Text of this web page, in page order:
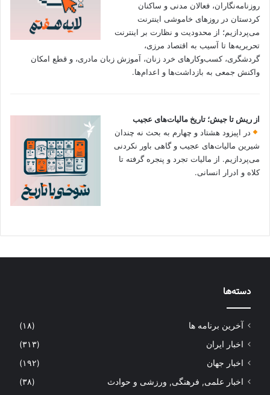
روزنامه‌نگاران، فعالان مدنی و ساکنان
کردستان در روزهای خاموشی اینترنت
می‌پردازیم؛ از محدودیت و نظارت بر اینترنت
تحریریه‌ها تا آسیب به اقتصاد مرزی،
گردشگری، کسب‌وکارهای خرد زنان، آموزش زبان مادری، و قطع امکان
واکنش جمعی به بازداشت‌ها و اعدام‌ها.
از ریش تا جیش؛ تاریخ مالیات‌های عجیب
در اپیزود هشتاد و چهارم به بحث نه چندان
شیرین مالیات‌های عجیب و گاهی باور نکردنی‌
می‌پردازیم. از مالیات تجرد و پنجره گرفته تا
کلاه و ادرار انسانی.
دسته‌ها
آخرین برنامه ها
(۱۸)
اخبار ایران
(۳۱۳)
اخبار جهان
(۱۹۲)
اخبار علمی, فرهنگی, ورزشی و حوادث
(۳۸)